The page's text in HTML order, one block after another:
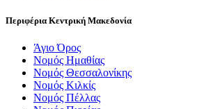
Περιφέρια Κεντρική Μακεδονία
Άγιο Όρος
Νομός Ημαθίας
Νομός Θεσσαλονίκης
Νομός Κιλκίς
Νομός Πέλλας